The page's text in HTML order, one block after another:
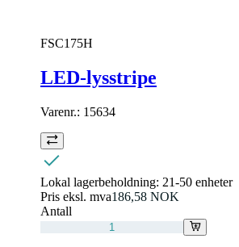
FSC175H
LED-lysstripe
Varenr.: 15634
Lokal lagerbeholdning: 21-50 enheter
Pris eksl. mva186,58 NOK
Antall